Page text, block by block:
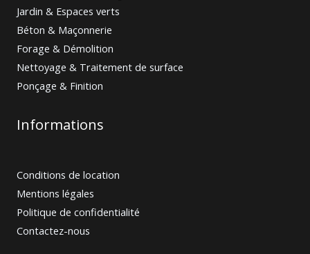
Jardin & Espaces verts
Béton & Maçonnerie
Forage & Démolition
Nettoyage & Traitement de surface
Ponçage & Finition
Informations
Conditions de location
Mentions légales
Politique de confidentialité
Contactez-nous